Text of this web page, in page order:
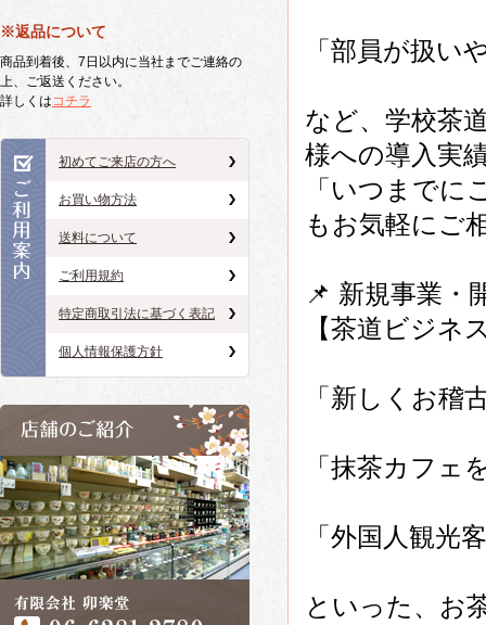
※返品について
商品到着後、7日以内に当社までご連絡の
上、ご返送ください。
詳しくはコチラ
初めてご来店の方へ
お買い物方法
送料について
ご利用規約
特定商取引法に基づく表記
個人情報保護方針
「部員が扱い
など、学校茶
様への導入実
「いつまで
もお気軽にご
📌 新規事業・
【茶道ビジネ
「新しくお稽
「抹茶カフェ
「外国人観光
といった、お